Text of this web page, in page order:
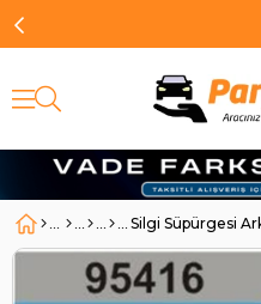
Silgi Süpürgesi